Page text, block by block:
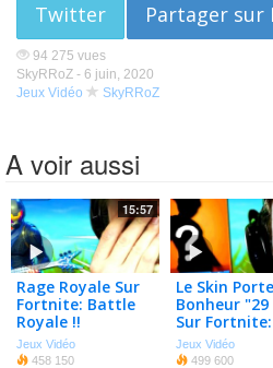
Twitter Partager sur
94 275 vues
SkyRRoZ - 6 juin, 2020
Jeux Vidéo
SkyRRoZ
A voir aussi
15:57
Rage Royale Sur
Fortnite: Battle
Royale !!
Jeux Vidéo
458 150
Le Skin Porte
Bonheur
Sur Fortnite:
Battle Royale
Jeux Vidéo
499 600